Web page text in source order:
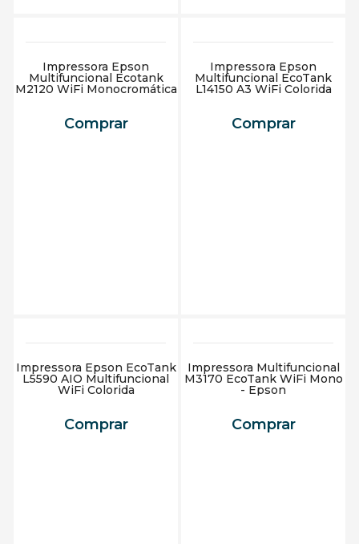
Impressora Epson
Multifuncional Ecotank
M2120 WiFi Monocromática
Comprar
Impressora Epson
Multifuncional EcoTank
L14150 A3 WiFi Colorida
Comprar
Impressora Epson EcoTank
L5590 AIO Multifuncional
WiFi Colorida
Comprar
Impressora Multifuncional
M3170 EcoTank WiFi Mono
- Epson
Comprar